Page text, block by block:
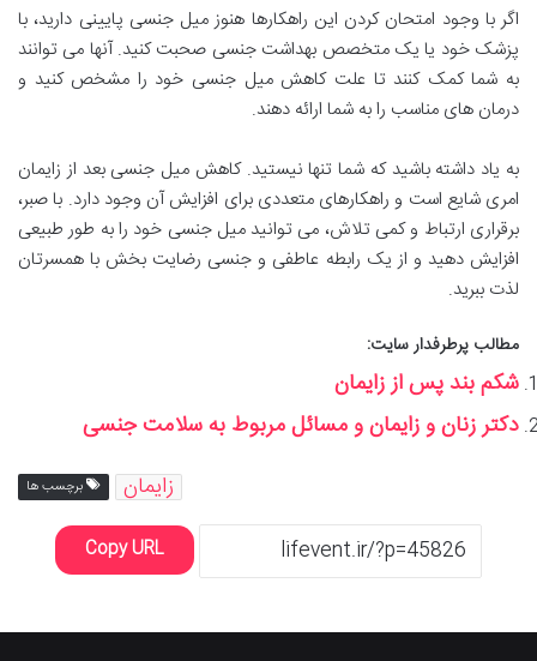
اگر با وجود امتحان کردن این راهکارها هنوز میل جنسی پایینی دارید، با
پزشک خود یا یک متخصص بهداشت جنسی صحبت کنید. آنها می توانند
به شما کمک کنند تا علت کاهش میل جنسی خود را مشخص کنید و
درمان های مناسب را به شما ارائه دهند.
به یاد داشته باشید که شما تنها نیستید. کاهش میل جنسی بعد از زایمان
امری شایع است و راهکارهای متعددی برای افزایش آن وجود دارد. با صبر،
برقراری ارتباط و کمی تلاش، می توانید میل جنسی خود را به طور طبیعی
افزایش دهید و از یک رابطه عاطفی و جنسی رضایت بخش با همسرتان
لذت ببرید.
مطالب پرطرفدار سایت:
شکم بند پس از زایمان
دکتر زنان و زایمان و مسائل مربوط به سلامت جنسی
برچسب ها زایمان
Copy URL